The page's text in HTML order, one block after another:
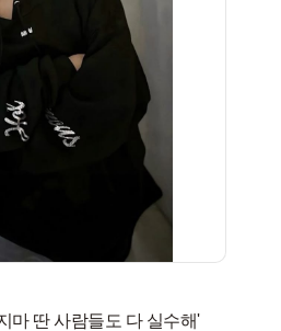
'잘할수 있어 걱정하지마 딴 사람들도 다 실수해'